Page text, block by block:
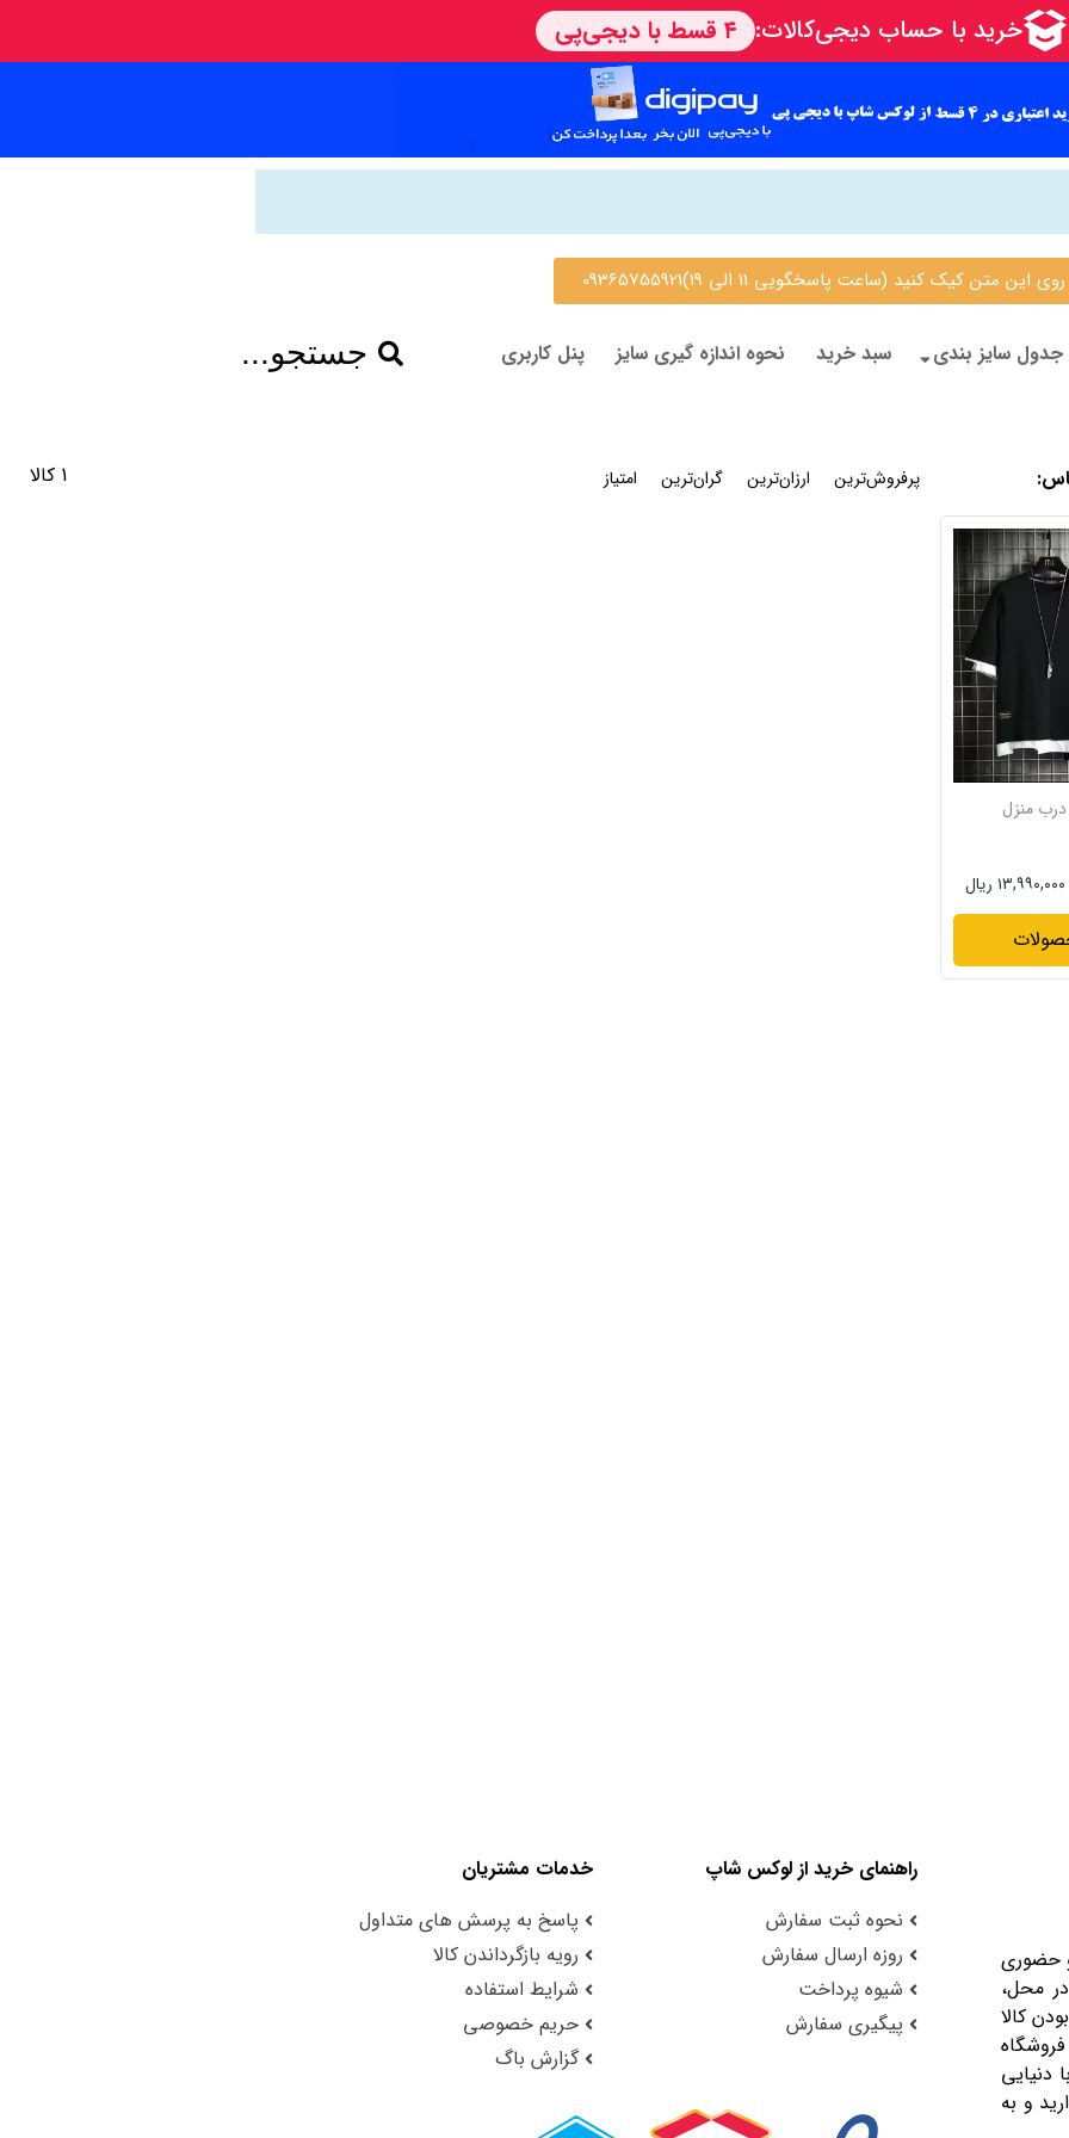
کیک کنید (ساعت پاسخگویی 11 الی 19)09365755921
جدول سایز بندی سبد خرید نحوه اندازه گیری سایز پنل کاربری جستجو...
1 کالا : پرفروش‌ترین ارزان‌ترین گران‌ترین امتیاز
منزل
۱۳,۹۹۰,۰۰۰ ریال
حضوری
محل،
کالا
دنیایی
و به
راهنمای خرید از لوکس شاپ
نحوه ثبت سفارش
روزه ارسال سفارش
شیوه پرداخت
پیگیری سفارش
خدمات مشتریان
پاسخ به پرسش های متداول
رویه بازگرداندن کالا
شرایط استفاده
حریم خصوصی
گزارش باگ